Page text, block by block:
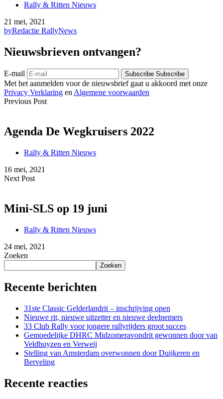
Rally & Ritten Nieuws
21 mei, 2021
byRedactie RallyNews
Nieuwsbrieven ontvangen?
E-mail Subscribe Subscribe
Met het aanmelden voor de nieuwsbrief gaat u akkoord met onze
Privacy Verklaring en Algemene voorwaarden
Previous Post
Agenda De Wegkruisers 2022
Rally & Ritten Nieuws
16 mei, 2021
Next Post
Mini-SLS op 19 juni
Rally & Ritten Nieuws
24 mei, 2021
Zoeken
Zoeken
Recente berichten
31ste Classic Gelderlandrit – inschrijving open
Nieuwe rit, nieuwe uitzetter en nieuwe deelnemers
33 Club Rally voor jongere rallyrijders groot succes
Gemoedelijke DHRC Midzomeravondrit gewonnen door van
Veldhuyzen en Verweij
Stelling van Amsterdam overwonnen door Duijkeren en
Berveling
Recente reacties